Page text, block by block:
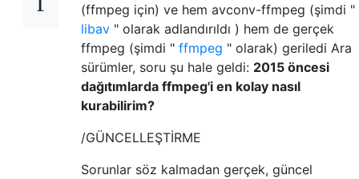
(ffmpeg için) ve hem avconv-ffmpeg (şimdi "
libav " olarak adlandırıldı ) hem de gerçek
ffmpeg (şimdi " ffmpeg " olarak) geriledi Ara
sürümler, soru şu hale geldi: 2015 öncesi
dağıtımlarda ffmpeg'i en kolay nasıl
kurabilirim?
/GÜNCELLEŞTİRME
Sorunlar söz kalmadan gerçek, güncel